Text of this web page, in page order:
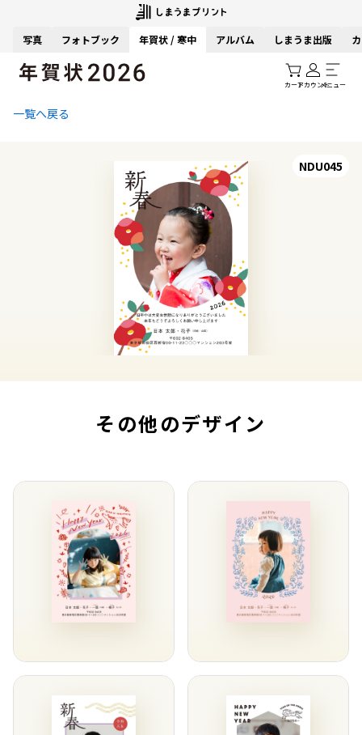
写真 フォトブック 年賀状 / 寒中 アルバム しまうま出版
カートアカウントメニュー
一覧へ戻る
NDU045
その他のデザイン